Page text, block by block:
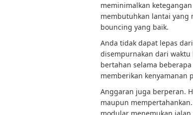
meminimalkan
membutuhkan lantai yang
bouncing yang baik.
Anda tidak dapat lepas
disempurnakan dari waktu
bertahan selama
memberikan kenyamanan
Anggaran juga berperan.
maupun